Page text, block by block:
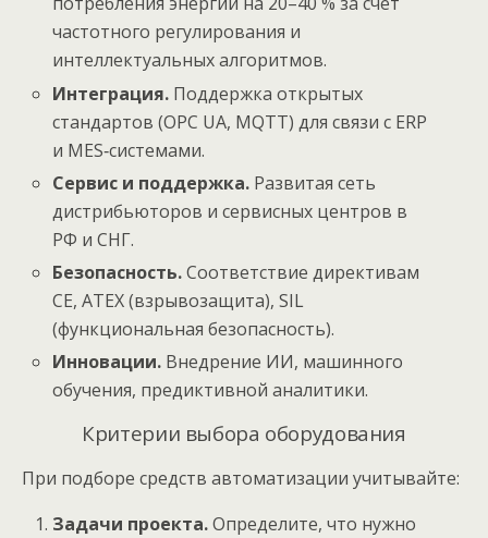
частотного регулирования и
интеллектуальных алгоритмов.
Интеграция. Поддержка открытых
стандартов (OPC UA, MQTT) для связи с ERP
и MES‑системами.
Сервис и поддержка. Развитая сеть
дистрибьюторов и сервисных центров в
РФ и СНГ.
Безопасность.Соответствие директивам
CE, ATEX (взрывозащита), SIL
(функциональная безопасность).
Инновации. Внедрение ИИ, машинного
обучения, предиктивной аналитики.
Критерии выбора оборудования
При подборе средств автоматизации учитывайте:
Задачи проекта.Определите, что нужно